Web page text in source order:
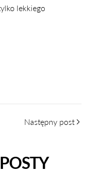
lekkiego
Następny post